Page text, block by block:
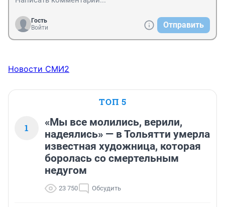
Гость
Войти
Отправить
Новости СМИ2
ТОП 5
1
«Мы все молились, верили,
надеялись» — в Тольятти умерла
известная художница, которая
боролась со смертельным
недугом
23 750 Обсудить